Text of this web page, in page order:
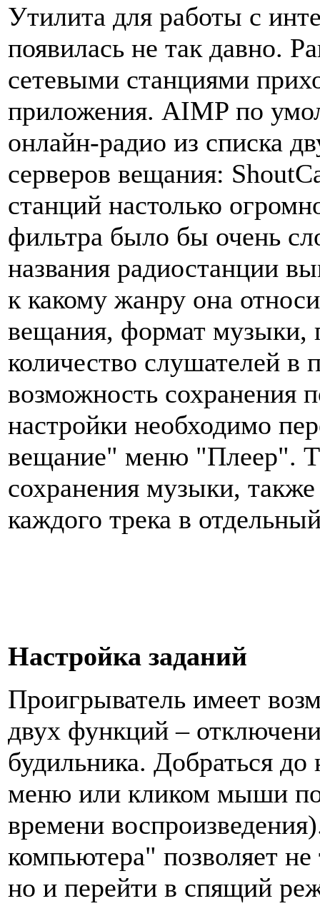
Утилита для работы с
появилась не так давно.
сетевыми станциями
приложения. AIMP по
онлайн-радио из списка
серверов вещания:
станций настолько
фильтра было бы очень
названия радиостанции
к какому жанру она
вещания, формат музыки,
количество слушателей в
возможность сохранения
настройки необходимо
вещание" меню "Плеер".
сохранения музыки,
каждого трека в
Настройка заданий
Проигрыватель имеет
двух функций –
будильника. Добраться
меню или кликом мыши по
времени
компьютера" позволяет
но и перейти в спящий